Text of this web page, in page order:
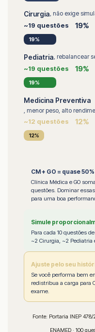
Cirurgia, não exige
~19 questões 19%
19%
Pediatria, rebalancear
~19 questões 19%
19%
Medicina Preventiva
, menor peso, alto
~12 questões 12%
12%
CM + GO = quase 50%
Clínica Médica e GO
questões. Dominar
para uma boa
Simule
Para cada 10 questões
~2 Cirurgia, ~2 Pediatria
Ajuste pelo seu
Se você performa bem
redistribua a carga para
exame.
Fonte: Portaria INEP
ENAMED · 100